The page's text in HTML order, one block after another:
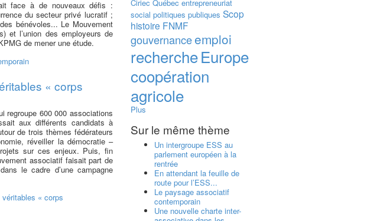
face à de nouveaux défis :
du secteur privé lucratif ;
bénévoles... Le Mouvement
et l’union des employeurs de
de mener une étude.
« corps
600 000 associations
aux différents candidats à
de trois thèmes fédérateurs
réveiller la démocratie –
sur ces enjeux. Puis, fin
associatif faisait part de
le cadre d’une campagne
« corps
Ciriec Québec entrepreneuriat
social politiques publiques Scop
histoire FNMF
gouvernanceemploi
rechercheEurope
coopération
agricole
Plus
Sur le même thème
Un intergroupe ESS au
parlement européen à la
rentrée
En attendant la feuille de
route pour l’ESS...
Le paysage associatif
contemporain
Une nouvelle charte inter-